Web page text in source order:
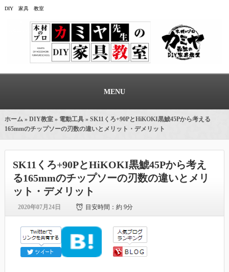
DIY 家具 教室
MENU
ホーム » DIY教室» 電動工具» SK11くろ+90PとHiKOKI黒鯱45Pから考える
165mmのチップソーの刃数の違いとメリット・デメリット
SK11くろ+90PとHiKOKI黒鯱45Pから考え
る165mmのチップソーの刃数の違いとメリ
ット・デメリット
2020年07月24日 目安時間：約 9分